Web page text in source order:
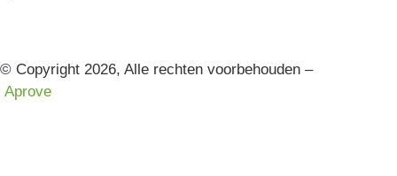
© Copyright 2026, Alle rechten voorbehouden –
Aprove